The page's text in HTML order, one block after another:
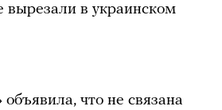
вырезали в украинском
что не связана